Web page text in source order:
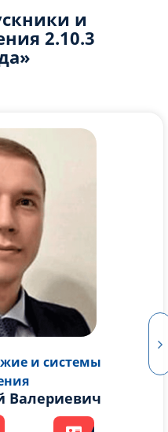
и
2.10.3
и системы